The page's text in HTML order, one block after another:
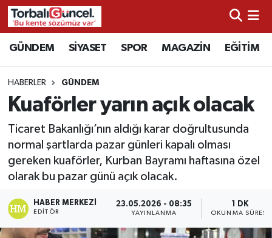
GÜNDEM SİYASET SPOR MAGAZİN EĞİTİM
HABERLER GÜNDEM
Kuaförler yarın açık olacak
Ticaret Bakanlığı’nın aldığı karar doğrultusunda
normal şartlarda pazar günleri kapalı olması
gereken kuaförler, Kurban Bayramı haftasına özel
olarak bu pazar günü açık olacak.
HABER MERKEZI
EDITÖR
23.05.2026 - 08:35
YAYINLANMA
1 DK
OKUNMA SÜRESI
İzmir Nöbetçi Eczaneler
İzmir Hava Durumu
İzmir Namaz Vakitleri
İzmir Trafik Yoğunluk Haritası
Süper Lig Puan Durumu ve Fikstür
Tüm Manşetler
Son Dakika Haberleri